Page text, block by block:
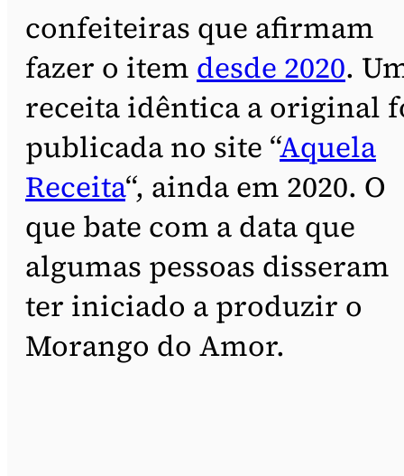
confeiteiras que afirmam
fazer o item desde 2020.
receita idêntica a original
publicada no site “Aquela
Receita“, ainda em 2020. O
que bate com a data que
algumas pessoas disseram
ter iniciado a produzir o
Morango do Amor.